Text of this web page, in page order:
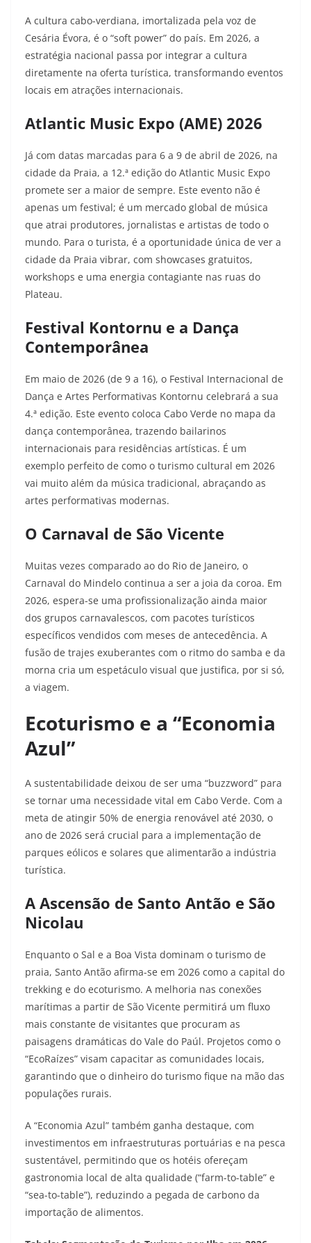
A cultura cabo-verdiana, imortalizada pela voz de
Cesária Évora, é o “soft power” do país. Em 2026, a
estratégia nacional passa por integrar a cultura
diretamente na oferta turística, transformando eventos
locais em atrações internacionais.
Atlantic Music Expo (AME) 2026
Já com datas marcadas para 6 a 9 de abril de 2026, na
cidade da Praia, a 12.ª edição do Atlantic Music Expo
promete ser a maior de sempre. Este evento não é
apenas um festival; é um mercado global de música
que atrai produtores, jornalistas e artistas de todo o
mundo. Para o turista, é a oportunidade única de ver a
cidade da Praia vibrar, com showcases gratuitos,
workshops e uma energia contagiante nas ruas do
Plateau.
Festival Kontornu e a Dança
Contemporânea
Em maio de 2026 (de 9 a 16), o Festival Internacional de
Dança e Artes Performativas Kontornu celebrará a sua
4.ª edição. Este evento coloca Cabo Verde no mapa da
dança contemporânea, trazendo bailarinos
internacionais para residências artísticas. É um
exemplo perfeito de como o turismo cultural em 2026
vai muito além da música tradicional, abraçando as
artes performativas modernas.
O Carnaval de São Vicente
Muitas vezes comparado ao do Rio de Janeiro, o
Carnaval do Mindelo continua a ser a joia da coroa. Em
2026, espera-se uma profissionalização ainda maior
dos grupos carnavalescos, com pacotes turísticos
específicos vendidos com meses de antecedência. A
fusão de trajes exuberantes com o ritmo do samba e da
morna cria um espetáculo visual que justifica, por si só,
a viagem.
Ecoturismo e a “Economia
Azul”
A sustentabilidade deixou de ser uma “buzzword” para
se tornar uma necessidade vital em Cabo Verde. Com a
meta de atingir 50% de energia renovável até 2030, o
ano de 2026 será crucial para a implementação de
parques eólicos e solares que alimentarão a indústria
turística.
A Ascensão de Santo Antão e São
Nicolau
Enquanto o Sal e a Boa Vista dominam o turismo de
praia, Santo Antão afirma-se em 2026 como a capital do
trekking e do ecoturismo. A melhoria nas conexões
marítimas a partir de São Vicente permitirá um fluxo
mais constante de visitantes que procuram as
paisagens dramáticas do Vale do Paúl. Projetos como o
“EcoRaízes” visam capacitar as comunidades locais,
garantindo que o dinheiro do turismo fique na mão das
populações rurais.
A “Economia Azul” também ganha destaque, com
investimentos em infraestruturas portuárias e na pesca
sustentável, permitindo que os hotéis ofereçam
gastronomia local de alta qualidade (“farm-to-table” e
“sea-to-table”), reduzindo a pegada de carbono da
importação de alimentos.